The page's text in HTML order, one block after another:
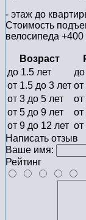
- этаж до
Стоимость
велосипеда +400
Возраст
до 1.5 лет
от 1.5 до 3 лет
от 3 до 5 лет
от
от 5 до 9 лет
от 9 до 12 лет
Написать отзыв
Ваше имя:
Рейтинг